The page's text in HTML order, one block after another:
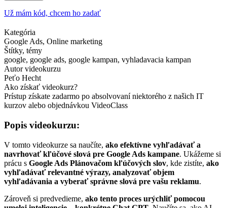
Už mám kód, chcem ho zadať
Kategória
Google Ads, Online marketing
Štítky, témy
google, google ads, google kampan, vyhladavacia kampan
Autor videokurzu
Peťo Hecht
Ako získať videokurz?
Prístup získate zadarmo po absolvovaní niektorého z našich IT
kurzov alebo objednávkou VideoClass
Popis videokurzu:
V tomto videokurze sa naučíte, ako efektívne vyhľadávať a
navrhovať kľúčové slová pre Google Ads kampane. Ukážeme si
prácu s Google Ads Plánovačom kľúčových slov, kde zistíte, ako
vyhľadávať relevantné výrazy, analyzovať objem
vyhľadávania a vyberať správne slová pre vašu reklamu.
Zároveň si predvedieme, ako tento proces urýchliť pomocou